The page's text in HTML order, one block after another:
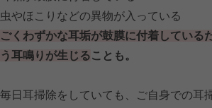
虫やほこりなどの異物が入っている
ごくわずかな耳垢が鼓膜に付着している
う耳鳴りが生じることも。
毎日耳掃除をしていても、ご自身での耳